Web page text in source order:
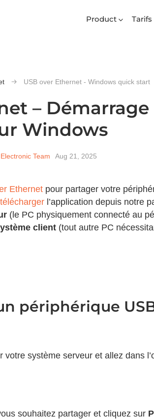
Product Tarifs
USB over Ethernet - Windows quick start
–
Windows
Electronic Team Aug 21, 2025
Ethernet pour partager votre
télécharger l’application depuis notre
(le PC physiquement connecté au
client (tout autre PC
périphérique
système serveur et allez dans
souhaitez partager et cliquez sur